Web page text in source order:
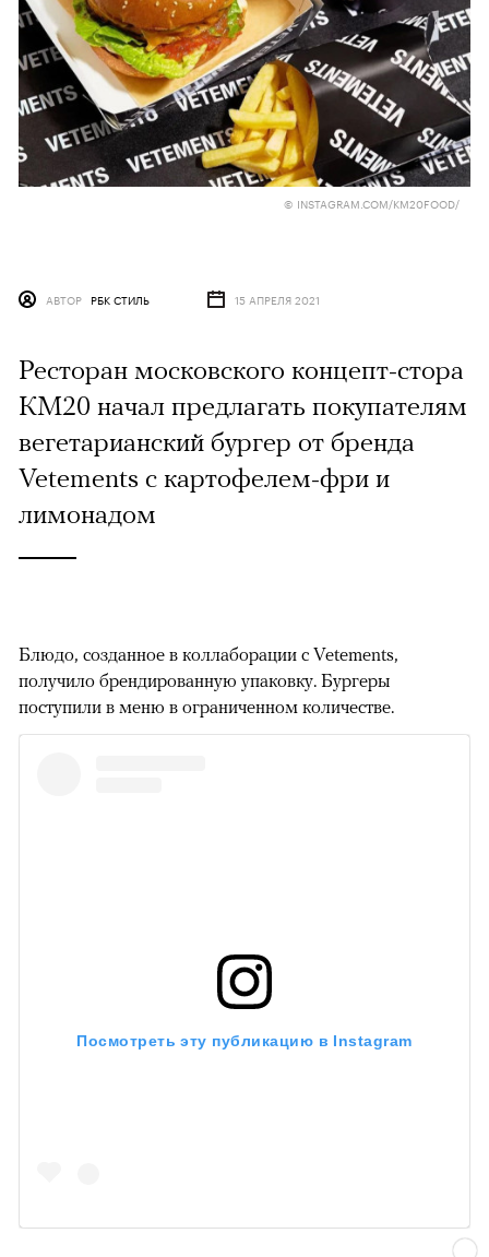
© INSTAGRAM.COM/KM20FOOD/
АВТОР РБК СТИЛЬ 15 АПРЕЛЯ 2021
Ресторан московского концепт-стора
КМ20 начал предлагать покупателям
вегетарианский бургер от бренда
Vetements с картофелем-фри и
лимонадом
Блюдо, созданное в коллаборации с Vetements,
получило брендированную упаковку. Бургеры
поступили в меню в ограниченном количестве.
Посмотреть эту публикацию в Instagram